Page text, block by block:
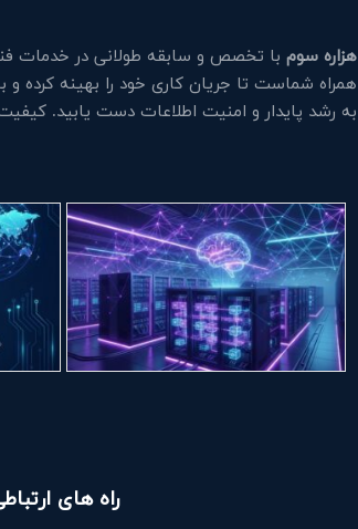
هزاره سومبا تخصص و سابقه طولانی در خدمات
همراه شماست تا جریان کاری خود را بهینه کرده و
به رشد پایدار و امنیت اطلاعات دست یابید.
راه های